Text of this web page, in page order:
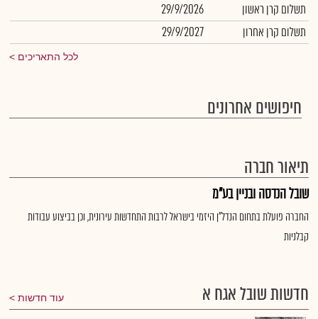
תשלום קרן ראשון
29/9/2026
תשלום קרן אחרון
29/9/2027
לכל התאריכים
חיפושים אחרונים
תיאור חברה
שובל הנדסה ובניין בע"מ
החברה פועלת בתחום הנדל"ן היזמי בישראל לרבות התחדשות עירונית, וכן בביצוע עבודות
קבלניות
חדשות שובל אגח א עוד חדשות